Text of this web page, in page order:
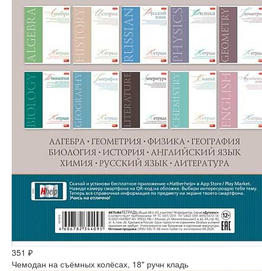
351 ₽
Чемодан на съёмных колёсах, 18" ручн кладь